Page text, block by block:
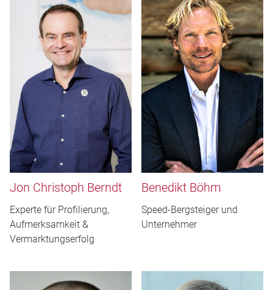
Jon Christoph Berndt
Experte für Profilierung,
Aufmerksamkeit &
Vermarktungserfolg
Benedikt Böhm
Speed-Bergsteiger und
Unternehmer